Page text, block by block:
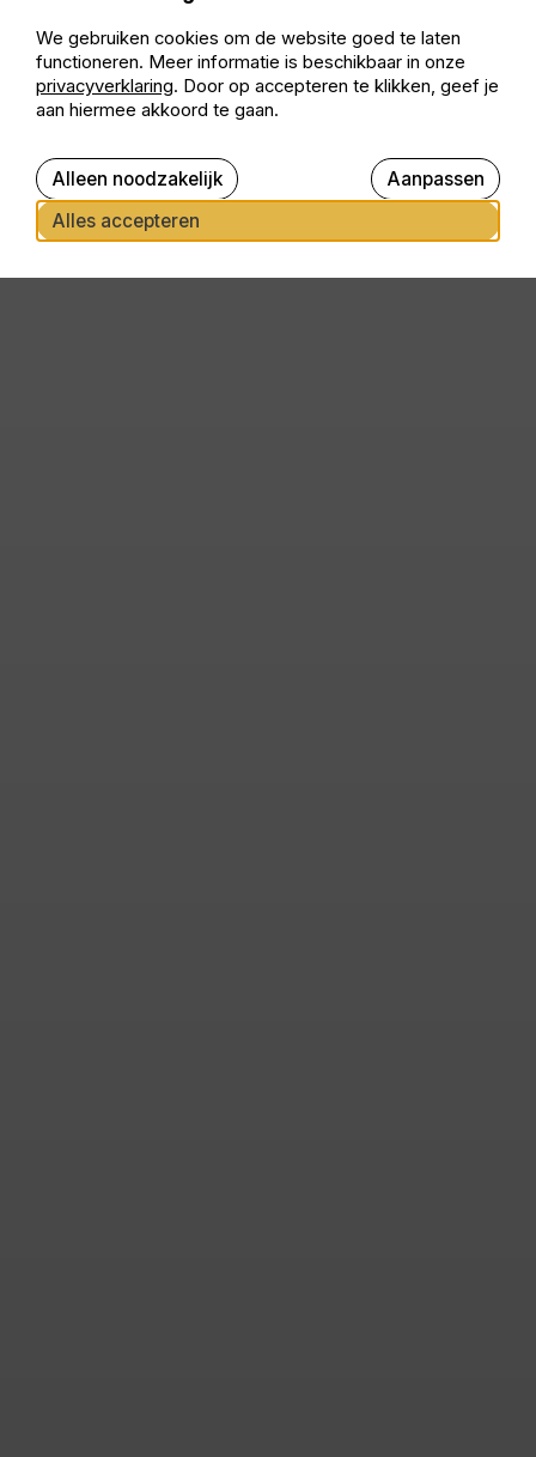
We gebruiken cookies om de website goed te laten
functioneren. Meer informatie is beschikbaar in onze
privacyverklaring. Door op accepteren te klikken, geef je
aan hiermee akkoord te gaan.
Alles accepteren
Aanpassen
Alleen noodzakelijk